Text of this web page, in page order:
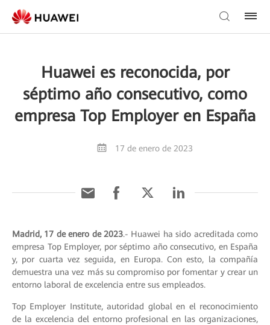
Huawei es reconocida, por
séptimo año consecutivo, como
empresa Top Employer en España
17 de enero de 2023
Madrid, 17 de enero de 2023.- Huawei ha sido acreditada como
empresa Top Employer, por séptimo año consecutivo, en España
y, por cuarta vez seguida, en Europa. Con esto, la compañía
demuestra una vez más su compromiso por fomentar y crear un
entorno laboral de excelencia entre sus empleados.
Top Employer Institute, autoridad global en el reconocimiento
de la excelencia del entorno profesional en las organizaciones,